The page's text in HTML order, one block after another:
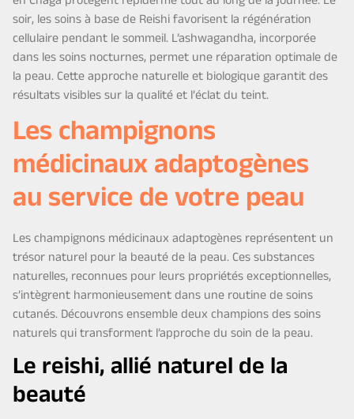
soir, les soins à base de Reishi favorisent la régénération
cellulaire pendant le sommeil. L’ashwagandha, incorporée
dans les soins nocturnes, permet une réparation optimale de
la peau. Cette approche naturelle et biologique garantit des
résultats visibles sur la qualité et l’éclat du teint.
Les champignons
médicinaux adaptogènes
au service de votre peau
Les champignons médicinaux adaptogènes représentent un
trésor naturel pour la beauté de la peau. Ces substances
naturelles, reconnues pour leurs propriétés exceptionnelles,
s’intègrent harmonieusement dans une routine de soins
cutanés. Découvrons ensemble deux champions des soins
naturels qui transforment l’approche du soin de la peau.
Le reishi, allié naturel de la
beauté